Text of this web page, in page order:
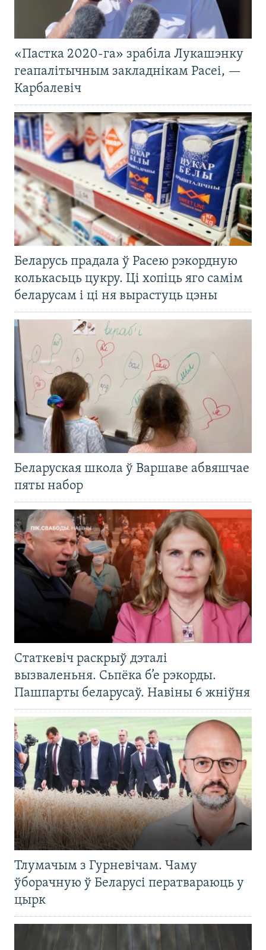
«Пастка 2020-га» зрабіла Лукашэнку
геапалітычным закладнікам Расеі, —
Карбалевіч
Беларусь прадала ў Расею рэкордную
колькасьць цукру. Ці хопіць яго самім
беларусам і ці ня вырастуць цэны
Беларуская школа ў Варшаве абвяшчае
пяты набор
Статкевіч раскрыў дэталі
вызваленьня. Сьпёка б’е рэкорды.
Пашпарты беларусаў. Навіны 6 жніўня
Тлумачым з Гурневічам. Чаму
ўборачную ў Беларусі ператвараюць у
цырк